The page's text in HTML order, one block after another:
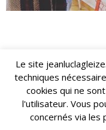
Jean-Luc LAGLEIZE
Mentions Légales-
Le site
techniques
cookies qui ne
l'utilisateur. Vous
concernés via les